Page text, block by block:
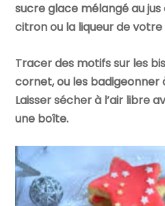
sucre glace mélangé au
citron ou la liqueur de votre
Tracer des motifs sur les
cornet, ou les badigeonner
Laisser sécher à l’air libre
une boîte.